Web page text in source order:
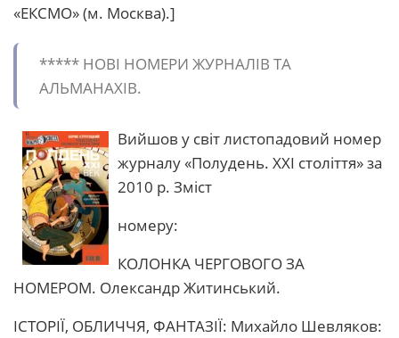
«ЕКСМО» (м. Москва).]
***** HОВІ НОМЕРИ ЖУРHАЛІВ ТА
АЛЬМАНАХІВ.
Вийшов у світ листопадовий номер
журналу «Полудень. XXI століття» за
2010 р. Зміст
номеру:
КОЛОНКА ЧЕРГОВОГО ЗА
НОМЕРОМ. Олександр Житинський.
ІСТОРІЇ, ОБЛИЧЧЯ, ФАНТАЗІЇ: Михайло Шевляков: